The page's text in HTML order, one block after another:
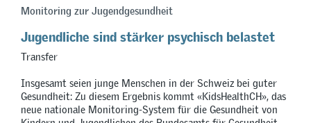
Monitoring zur Jugendgesundheit
Jugendliche sind stärker psychisch belastet
Transfer
Insgesamt seien junge Menschen in der Schweiz bei guter
Gesundheit: Zu diesem Ergebnis kommt «KidsHealthCH», das
neue nationale Monitoring-System für die Gesundheit von